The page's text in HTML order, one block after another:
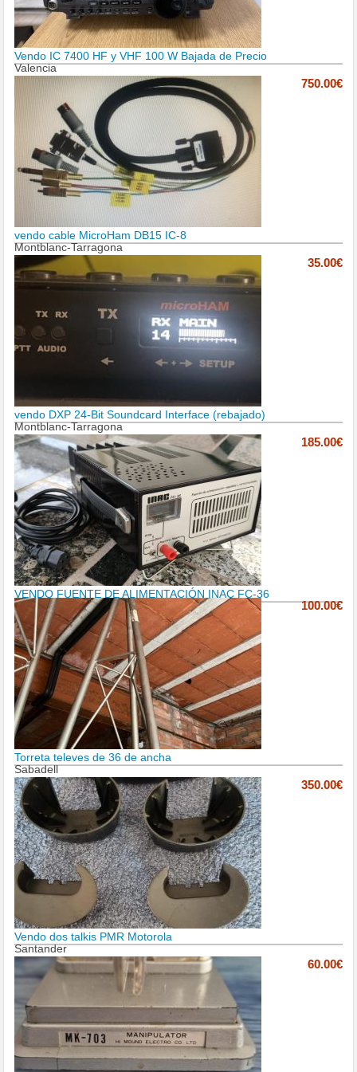
Vendo IC 7400 HF y VHF 100 W Bajada de Precio
Valencia
750.00€
vendo cable MicroHam DB15 IC-8
Montblanc-Tarragona
35.00€
vendo DXP 24-Bit Soundcard Interface (rebajado)
Montblanc-Tarragona
185.00€
VENDO FUENTE DE ALIMENTACIÓN INAC FC-36
100.00€
Torreta televes de 36 de ancha
Sabadell
350.00€
Vendo dos talkis PMR Motorola
Santander
60.00€